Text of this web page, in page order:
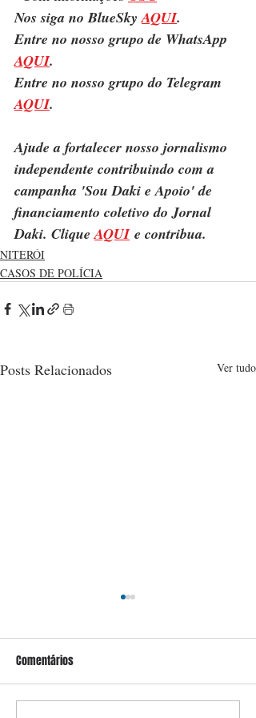
Nos siga no BlueSky AQUI.
Entre no nosso grupo de WhatsApp
AQUI.
Entre no nosso grupo do Telegram
AQUI.
Ajude a fortalecer nosso jornalismo
independente contribuindo com a
campanha 'Sou Daki e Apoio' de
financiamento coletivo do Jornal
Daki. Clique AQUI e contribua.
NITERÓI
CASOS DE POLÍCIA
Posts Relacionados Ver tudo
Comentários